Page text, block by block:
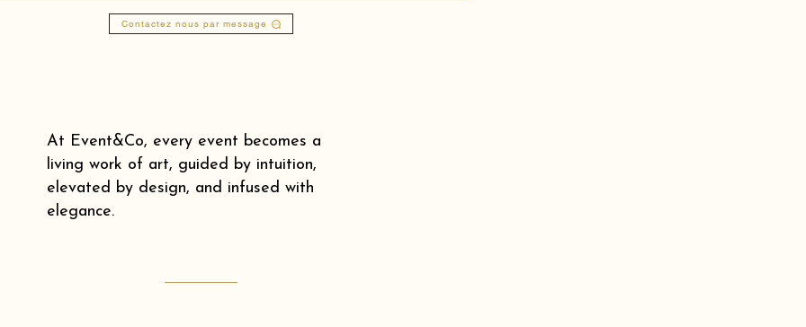
Contactez nous par message
At Event&Co, every event becomes a
living work of art, guided by intuition,
elevated by design, and infused with
elegance.